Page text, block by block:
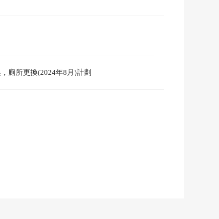
廁所更換(2024年8月)計劃